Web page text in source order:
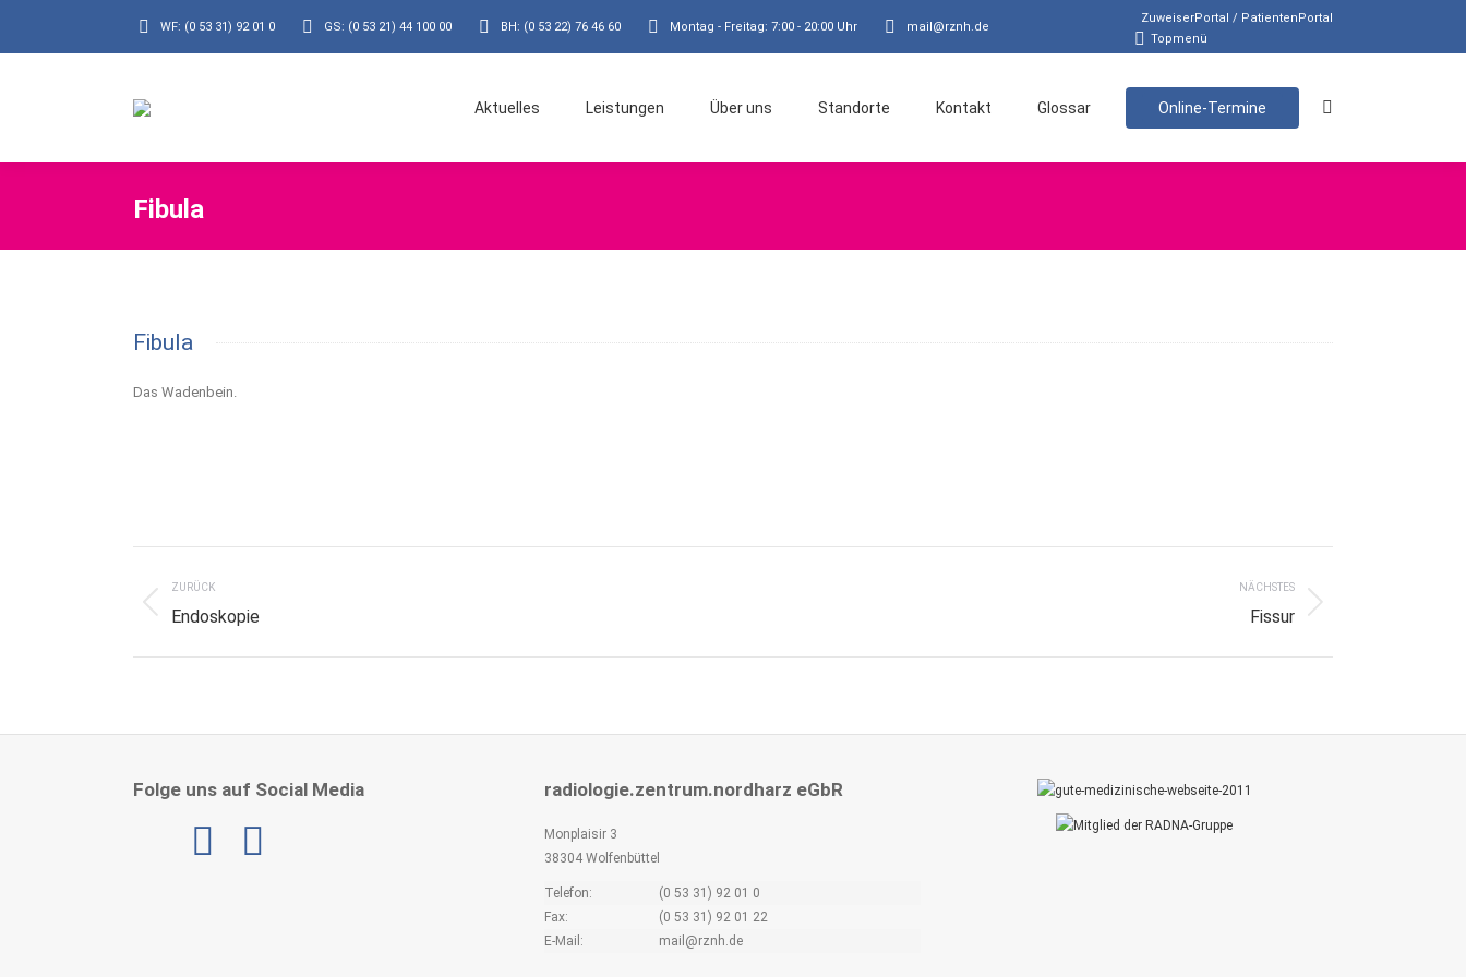
WF: (0 53 31) 92 01 0 GS: (0 53 21) 44 100 00 BH: (0 53 22) 76 46 60 Montag - Freitag: 7:00 - 20:00 Uhr mail@rznh.de
ZuweiserPortal / PatientenPortal
Topmenü
Aktuelles Leistungen Über uns Standorte Kontakt Glossar Online-Termine Search:
Fibula
Fibula
Das Wadenbein.
navigation
ZURÜCK
Previous
Endoskopie
NÄCHSTES
Fissur
Folge uns auf Social Media
Linkedin
radiologie.zentrum.nordharz eGbR
Monplaisir 3
38304 Wolfenbüttel
Telefon:
(0 53 31) 92 01 0
Fax:
(0 53 31) 92 01 22
E-Mail:
mail@rznh.de